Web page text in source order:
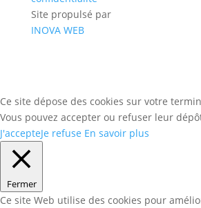
Site propulsé par
INOVA WEB
Ce site dépose des cookies sur votre
Vous pouvez accepter ou refuser leur
J'accepteJe refuse En savoir plus
Fermer
Ce site Web utilise des cookies pour